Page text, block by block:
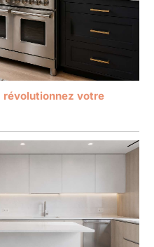
révolutionnez votre